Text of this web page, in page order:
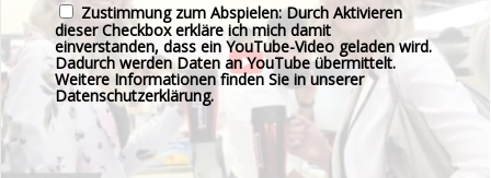
Zustimmung zum Abspielen: Durch Aktivieren
dieser Checkbox erkläre ich mich damit
einverstanden, dass ein YouTube-Video geladen wird.
Dadurch werden Daten an YouTube übermittelt.
Weitere Informationen finden Sie in unserer
Datenschutzerklärung.